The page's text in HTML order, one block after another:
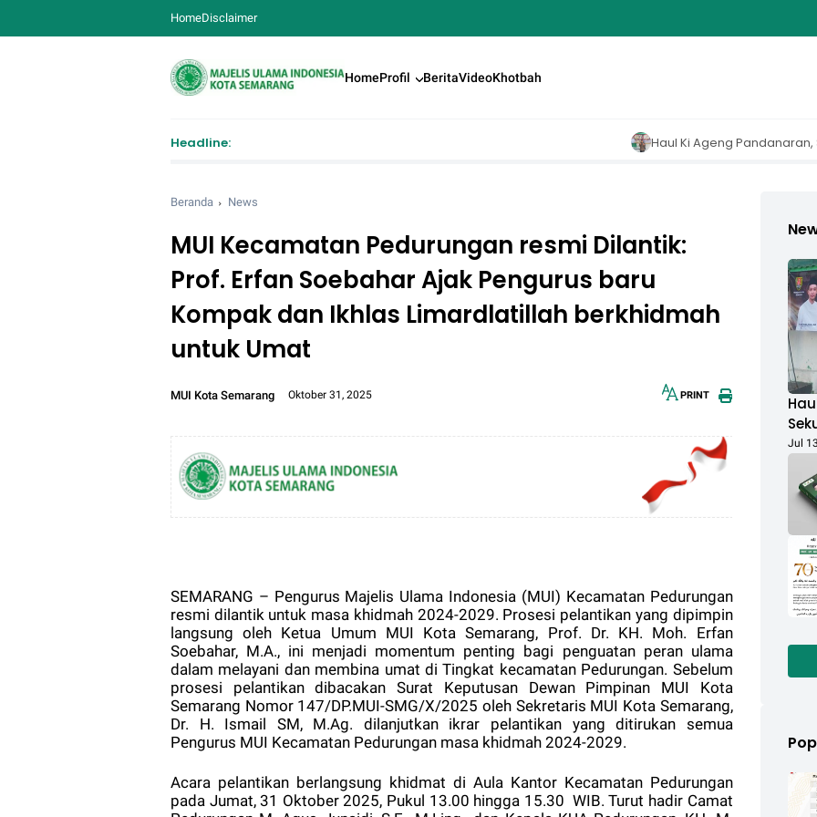
HomeDisclaimer
HomeProfil BeritaVideoKhotbah
Headline: Haul Ki Ageng Pandanaran, Sekum MUI
Beranda News
MUI Kecamatan Pedurungan resmi Dilantik:
Prof. Erfan Soebahar Ajak Pengurus baru
Kompak dan Ikhlas Limardlatillah berkhidmah
untuk Umat
MUI Kota Semarang Oktober 31, 2025
Font size: 30px
PRINT
SEMARANG – Pengurus Majelis Ulama Indonesia (MUI) Kecamatan Pedurungan
resmi dilantik untuk masa khidmah 2024-2029. Prosesi pelantikan yang dipimpin
langsung oleh Ketua Umum MUI Kota Semarang, Prof. Dr. KH. Moh. Erfan
Soebahar, M.A., ini menjadi momentum penting bagi penguatan peran ulama
dalam melayani dan membina umat di Tingkat kecamatan Pedurungan. Sebelum
prosesi pelantikan dibacakan Surat Keputusan Dewan Pimpinan MUI Kota
Semarang Nomor 147/DP.MUI-SMG/X/2025 oleh Sekretaris MUI Kota Semarang,
Dr. H. Ismail SM, M.Ag. dilanjutkan ikrar pelantikan yang ditirukan semua
Pengurus MUI Kecamatan Pedurungan masa khidmah 2024-2029.
Acara pelantikan berlangsung khidmat di Aula Kantor Kecamatan Pedurungan
pada Jumat, 31 Oktober 2025, Pukul 13.00 hingga 15.30 WIB. Turut hadir Camat
Jul